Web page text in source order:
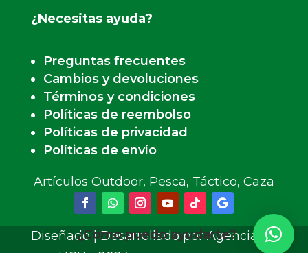
¿Necesitas ayuda?
Preguntas frecuentes
Cambios y devoluciones
Términos y condiciones
Políticas de reembolso
Políticas de privacidad
Políticas de envío
Artículos Outdoor, Pesca, Táctico, Caza
Diseñado | Desarrollado por Agencia
¿Cómo puedo ayudarte?